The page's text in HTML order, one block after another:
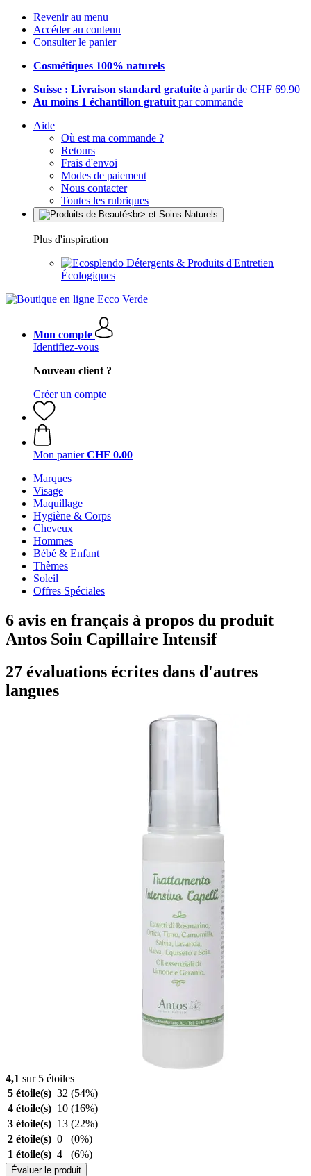
Revenir au menu
Accéder au contenu
Consulter le panier
Cosmétiques 100% naturels
Suisse : Livraison standard gratuite à partir de CHF 69.90
Au moins 1 échantillon gratuit par commande
Aide
Où est ma commande ?
Retours
Frais d'envoi
Modes de paiement
Nous contacter
Toutes les rubriques
Plus d'inspiration
Détergents & Produits d'Entretien
Écologiques
Mon compte
Identifiez-vous
Nouveau client ?
Créer un compte
Mon panier CHF 0.00
Marques
Visage
Maquillage
Hygiène & Corps
Cheveux
Hommes
Bébé & Enfant
Thèmes
Soleil
Offres Spéciales
6 avis en français à propos du produit
Antos Soin Capillaire Intensif
27 évaluations écrites dans d'autres
langues
4,1 sur 5 étoiles
5 étoile(s) 32 (54%)
4 étoile(s) 10 (16%)
3 étoile(s) 13 (22%)
2 étoile(s) 0
(0%)
1 étoile(s) 4 (6%)
Évaluer le produit